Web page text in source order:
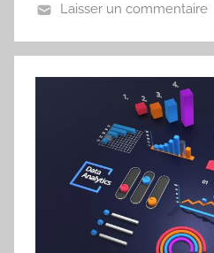
Laisser un commentaire